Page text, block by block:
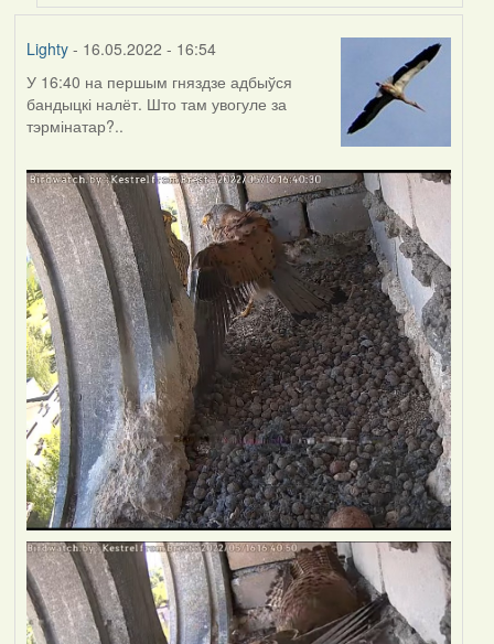
Lighty- 16.05.2022 - 16:54
У 16:40 на першым гняздзе адбыўся
бандыцкі налёт. Што там увогуле за
тэрмінатар?..